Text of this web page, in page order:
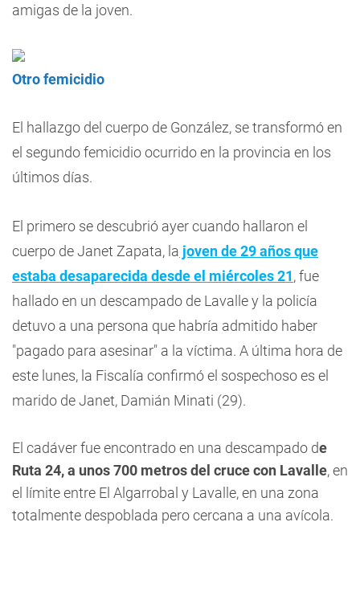
amigas de la joven.
Otro femicidio
El hallazgo del cuerpo de González, se transformó en
el segundo femicidio ocurrido en la provincia en los
últimos días.
El primero se descubrió ayer cuando hallaron el
cuerpo de Janet Zapata, la joven de 29 años que
estaba desaparecida desde el miércoles 21, fue
hallado en un descampado de Lavalle y la policía
detuvo a una persona que habría admitido haber
"pagado para asesinar" a la víctima. A última hora de
este lunes, la Fiscalía confirmó el sospechoso es el
marido de Janet, Damián Minati (29).
El cadáver fue encontrado en una descampado de
Ruta 24, a unos 700 metros del cruce con Lavalle, en
el límite entre El Algarrobal y Lavalle, en una zona
totalmente despoblada pero cercana a una avícola.